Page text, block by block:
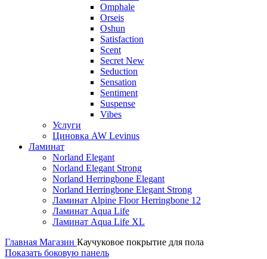
Omphale
Orseis
Oshun
Satisfaction
Scent
Secret New
Seduction
Sensation
Sentiment
Suspense
Vibes
Услуги
Циновка AW Levinus
Ламинат
Norland Elegant
Norland Elegant Strong
Norland Herringbone Elegant
Norland Herringbone Elegant Strong
Ламинат Alpine Floor Herringbone 12
Ламинат Aqua Life
Ламинат Aqua Life XL
Главная Магазин Каучуковое покрытие для пола
Показать боковую панель